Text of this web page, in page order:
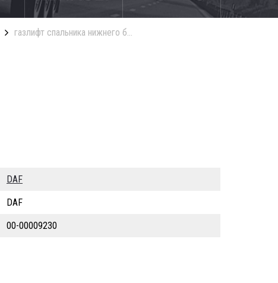
газлифт спальника нижнего б/у
DAF
DAF
00-00009230